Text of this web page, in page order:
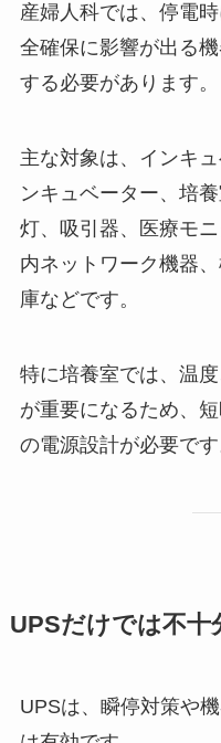
産婦人科では、停電
全確保に影響が出る
する必要があります。
主な対象は、インキ
ンキュベーター、培
灯、吸引器、医療モ
内ネットワーク機器
庫などです。
特に培養室では、温
が重要になるため、
の電源設計が必要です
UPSだけでは不
UPSは、瞬停対策や